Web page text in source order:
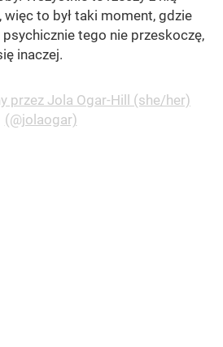
więc to był taki moment, gdzie
psychicznie tego nie przeskoczę,
inaczej.
przez Jola Ogar-Hill (she/her)
(@jolaogar)